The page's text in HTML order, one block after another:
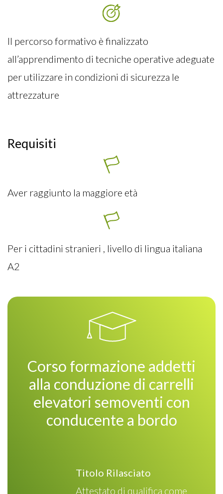
Il percorso formativo è finalizzato
all’apprendimento di tecniche operative adeguate
per utilizzare in condizioni di sicurezza le
attrezzature
Requisiti
Aver raggiunto la maggiore età
Per i cittadini stranieri , livello di lingua italiana
A2
Corso formazione addetti
alla conduzione di carrelli
elevatori semoventi con
conducente a bordo
Titolo Rilasciato
Attestato di qualifica come